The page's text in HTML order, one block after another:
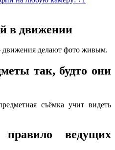
в движении
делают фото живым.
так, будто они
съёмка учит видеть
правило ведущих